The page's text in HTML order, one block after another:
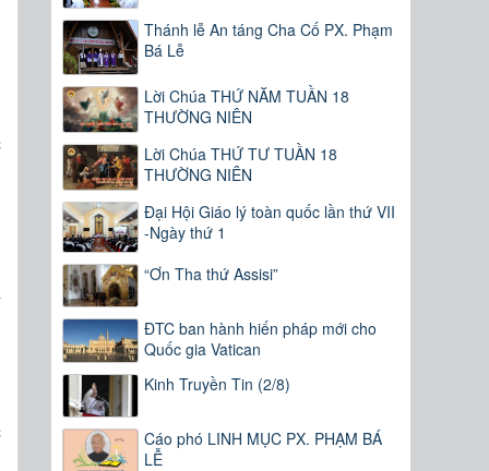
Thánh lễ An táng Cha Cố PX. Phạm
Bá Lễ
Lời Chúa THỨ NĂM TUẦN 18
THƯỜNG NIÊN
Lời Chúa THỨ TƯ TUẦN 18
THƯỜNG NIÊN
Đại Hội Giáo lý toàn quốc lần thứ VII
-Ngày thứ 1
“Ơn Tha thứ Assisi”
ĐTC ban hành hiến pháp mới cho
Quốc gia Vatican
Kinh Truyền Tin (2/8)
Cáo phó LINH MỤC PX. PHẠM BÁ
LỄ